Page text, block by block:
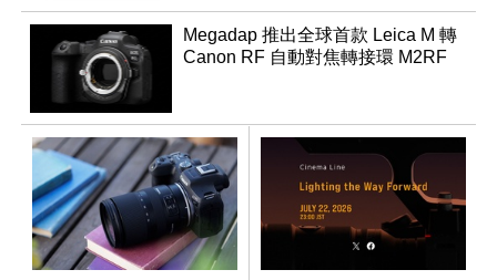
Megadap 推出全球首款 Leica M 轉
Canon RF 自動對焦轉接環 M2RF